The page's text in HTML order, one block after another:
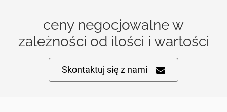
ceny negocjowalne w
zależności od ilości i wartości
Skontaktuj się z nami